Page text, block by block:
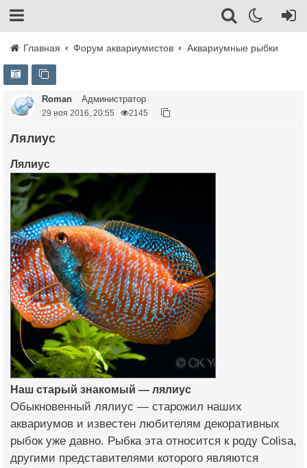
Главная Форум аквариумистов Аквариумные рыбки
Roman Администратор
29 ноя 2016, 20:55 2145
Лялиус
Лялиус
Наш старый знакомый — лялиус
Обыкновенный лялиус — старожил наших
аквариумов и известен любителям декоративных
рыбок уже давно. Рыбка эта относится к роду Colisa,
другими представителями которого являются